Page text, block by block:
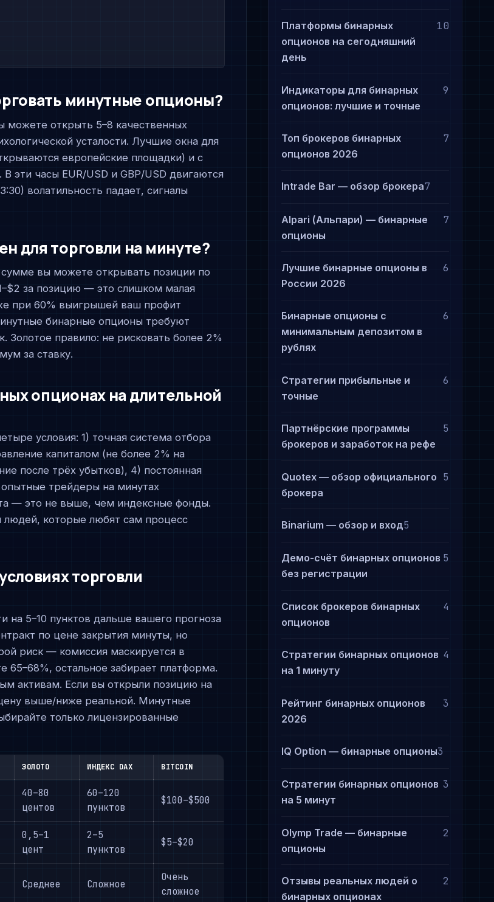
минутные опционы?
открыть 5–8 качественных
усталости. Лучшие окна для
европейские площадки) и с
эти часы EUR/USD и GBP/USD двигаются
волатильность падает, сигналы
для торговли на минуте?
вы можете открывать позиции по
за позицию — это слишком малая
при 60% выигрышей ваш профит
бинарные опционы требуют
Золотое правило: не рисковать более 2%
за ставку.
опционах на длительной
условия: 1) точная система отбора
капиталом (не более 2% на
после трёх убытков), 4) постоянная
трейдеры на минутах
— это не выше, чем индексные фонды.
которые любят сам процесс
торговли
5–10 пунктов дальше вашего прогноза
по цене закрытия минуты, но
риск — комиссия маскируется в
65–68%, остальное забирает платформа.
активам. Если вы открыли позицию на
выше/ниже реальной. Минутные
только лицензированные
ЗОЛОТО ИНДЕКС DAX BITCOIN
40–80
центов
60–120
пунктов
$100–$500
0,5–1
цент
2–5
пунктов
$5–$20
Среднее Сложное
Очень
сложное
Платформы бинарных
опционов на сегодняшний
день
10
Индикаторы для бинарных
опционов: лучшие и точные
9
Топ брокеров бинарных
опционов 2026
7
Intrade Bar — обзор брокера7
Alpari (Альпари) — бинарные
опционы
7
Лучшие бинарные опционы в
России 2026
6
Бинарные опционы с
минимальным депозитом в
рублях
6
Стратегии прибыльные и
точные
6
Партнёрские программы
брокеров и заработок на рефе
5
Quotex — обзор официального
брокера
5
Binarium — обзор и вход5
Демо-счёт бинарных опционов
без регистрации
5
Список брокеров бинарных
опционов
4
Стратегии бинарных опционов
на 1 минуту
4
Рейтинг бинарных опционов
2026
3
IQ Option — бинарные опционы3
Стратегии бинарных опционов
на 5 минут
3
Olymp Trade — бинарные
опционы
2
Отзывы реальных людей о
бинарных опционах
2